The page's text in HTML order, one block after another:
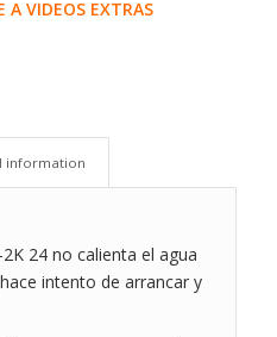
A VIDEOS EXTRAS
information
24 no calienta el agua
intento de arrancar y